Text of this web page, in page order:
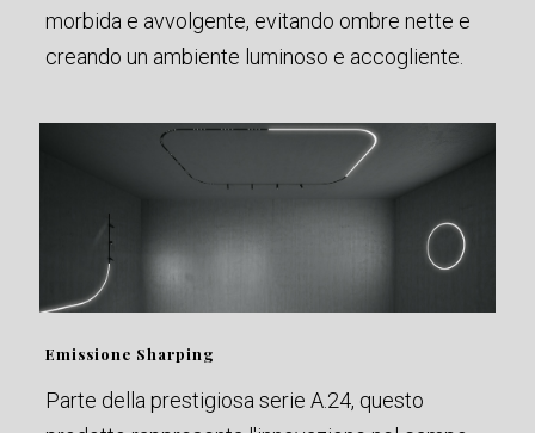
morbida e avvolgente, evitando ombre nette e
creando un ambiente luminoso e accogliente.
Emissione Sharping
Parte della prestigiosa serie A.24, questo